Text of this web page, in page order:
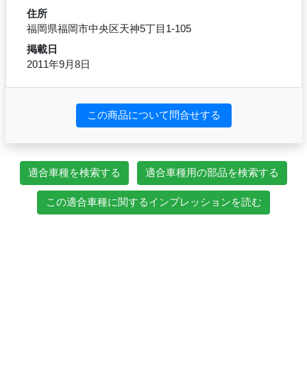
住所
福岡県福岡市中央区天神5丁目1-105
掲載日
2011年9月8日
この商品について問合せする
適合車種を検索する 適合車種用の部品を検索する
この適合車種に関するインプレッションを読む